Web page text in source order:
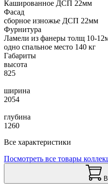
Кашированное ДСП 22мм
Фасад
сборное изножье ДСП 22мм
Фурнитура
Ламели из фанеры толщ 10-
одно спальное место 140 кг
Габариты
высота
825
ширина
2054
глубина
1260
Все характеристики
Посмотреть все товары